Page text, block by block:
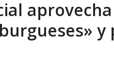
de violación sistemática de